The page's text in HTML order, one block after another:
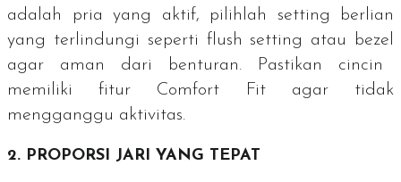
adalah pria yang aktif, pilihlah setting berlian
yang terlindungi seperti flush setting atau
bezel
agar aman dari benturan. Pastikan cincin
memiliki fitur Comfort Fitagar tidak
mengganggu aktivitas.
2. PROPORSI JARI YANG TEPAT